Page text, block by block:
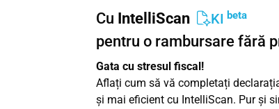
Cu IntelliScan KI beta
pentru o rambursare fără
Gata cu stresul fiscal!
Aflați cum să vă completați
și mai eficient cu IntelliScan. Pur și